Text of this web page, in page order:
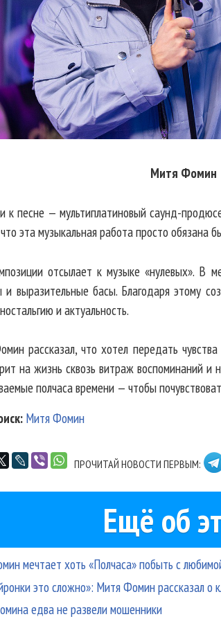
Митя Фомин
к песне — мультиплатиновый саунд-
эта музыкальная работа просто обязана
отсылает к музыке «нулевых». В
и выразительные басы. Благодаря этому
и актуальность.
рассказал, что хотел передать
на жизнь сквозь витраж воспоминаний
полчаса времени — чтобы
Митя Фомин
ПРОЧИТАЙ НОВОСТИ ПЕРВЫМ:
Ещё об
мечтает хоть «Полчаса» побыть с
это сложно»: Митя Фомин рассказал о
едва не развели мошенники